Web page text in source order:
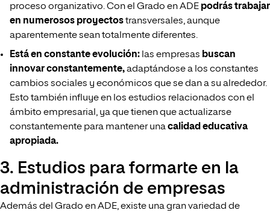
proceso organizativo. Con el Grado en ADE podrás trabajar
en numerosos proyectostransversales, aunque
aparentemente sean totalmente diferentes.
Está en constante evolución: las empresas buscan
innovar constantemente,adaptándose a los constantes
cambios sociales y económicos que se dan a su alrededor.
Esto también influye en los estudios relacionados con el
ámbito empresarial, ya que tienen que actualizarse
constantemente para mantener unacalidad educativa
apropiada.
3. Estudios para formarte en la
administración de empresas
Además del Grado en ADE, existe una gran variedad de